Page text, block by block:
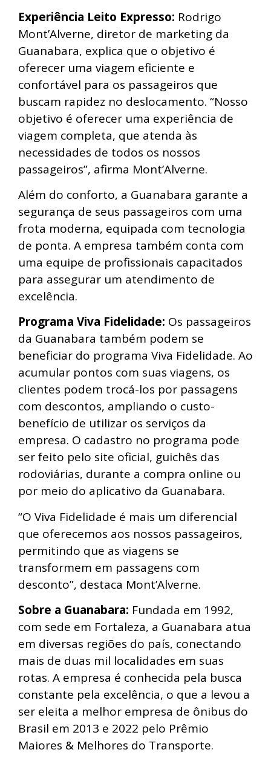
Experiência Leito Expresso: Rodrigo
Mont’Alverne, diretor de marketing da
Guanabara, explica que o objetivo é
oferecer uma viagem eficiente e
confortável para os passageiros que
buscam rapidez no deslocamento. “Nosso
objetivo é oferecer uma experiência de
viagem completa, que atenda às
necessidades de todos os nossos
passageiros”, afirma Mont’Alverne.
Além do conforto, a Guanabara garante a
segurança de seus passageiros com uma
frota moderna, equipada com tecnologia
de ponta. A empresa também conta com
uma equipe de profissionais capacitados
para assegurar um atendimento de
excelência.
Programa Viva Fidelidade: Os passageiros
da Guanabara também podem se
beneficiar do programa Viva Fidelidade. Ao
acumular pontos com suas viagens, os
clientes podem trocá-los por passagens
com descontos, ampliando o custo-
benefício de utilizar os serviços da
empresa. O cadastro no programa pode
ser feito pelo site oficial, guichês das
rodoviárias, durante a compra online ou
por meio do aplicativo da Guanabara.
“O Viva Fidelidade é mais um diferencial
que oferecemos aos nossos passageiros,
permitindo que as viagens se
transformem em passagens com
desconto”, destaca Mont’Alverne.
Sobre a Guanabara: Fundada em 1992,
com sede em Fortaleza, a Guanabara atua
em diversas regiões do país, conectando
mais de duas mil localidades em suas
rotas. A empresa é conhecida pela busca
constante pela excelência, o que a levou a
ser eleita a melhor empresa de ônibus do
Brasil em 2013 e 2022 pelo Prêmio
Maiores & Melhores do Transporte.